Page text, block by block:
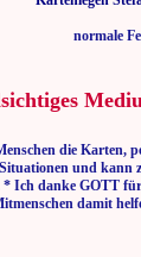
normale
die Karten,
und kann
* Ich danke GOTT
damit